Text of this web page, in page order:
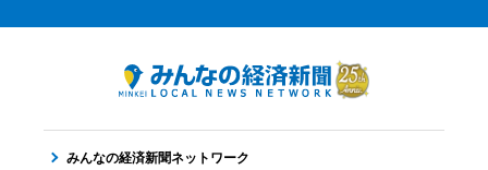
みんなの経済新聞ネットワーク